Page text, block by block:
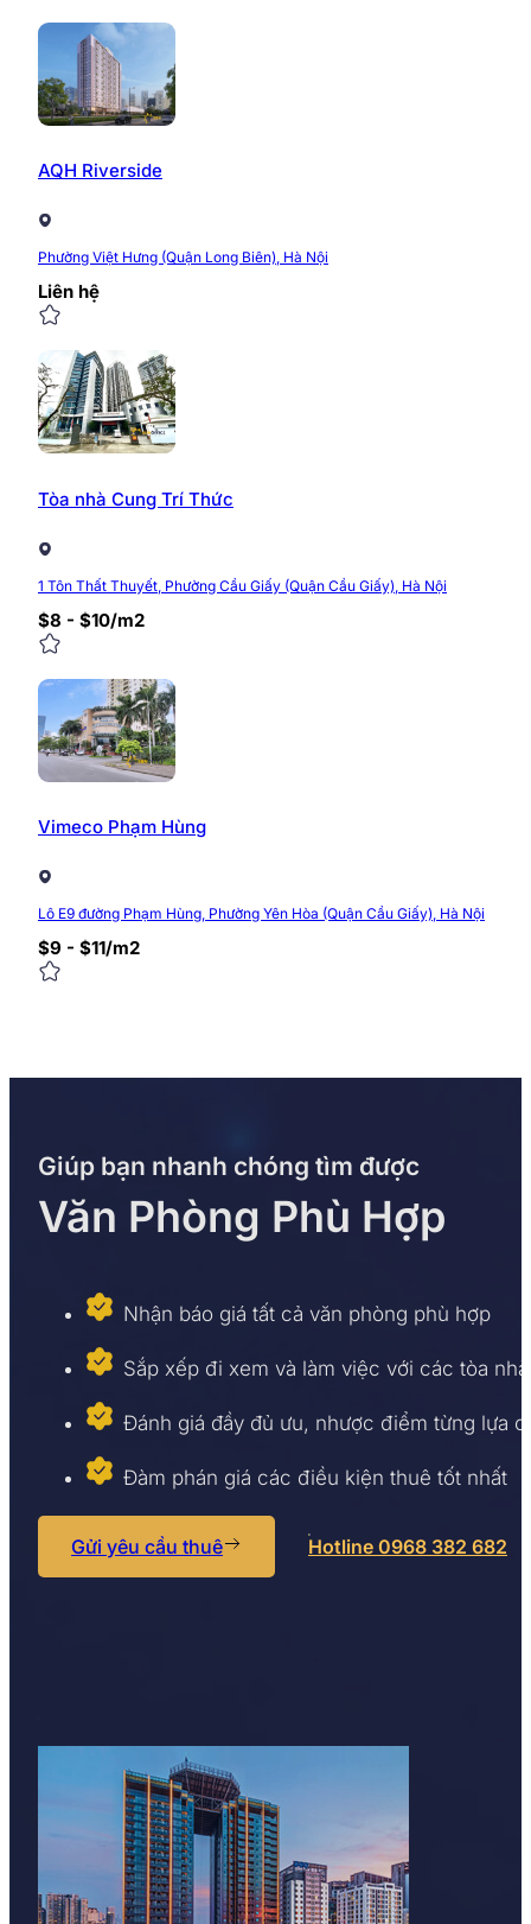
AQH Riverside
Phường Việt Hưng (Quận Long Biên), Hà Nội
Liên hệ
Tòa nhà Cung Trí Thức
1 Tôn Thất Thuyết, Phường Cầu Giấy (Quận Cầu Giấy), Hà Nội
$8 - $10/m2
Vimeco Phạm Hùng
Lô E9 đường Phạm Hùng, Phường Yên Hòa (Quận Cầu Giấy), Hà Nội
$9 - $11/m2
Giúp bạn nhanh chóng tìm được
Văn Phòng Phù Hợp
Nhận báo giá tất cả văn phòng phù hợp
Sắp xếp đi xem và làm việc với các tòa nhà
Đánh giá đầy đủ ưu, nhược điểm từng lựa
Đàm phán giá các điều kiện thuê tốt nhất
Gửi yêu cầu thuê Hotline 0968 382 682